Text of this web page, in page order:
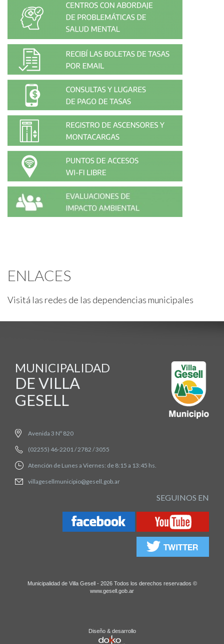
ENLACES
Visitá las redes de las dependencias municipales
MUNICIPALIDAD
DE VILLA
GESELL
Avenida 3 Nº 820
(02255) 46-2201 / 2782 / 3055
Atención de Lunes a Viernes: de 8:15 a 13:45 hs.
villagesellmunicipio@gesell.gob.ar
SEGUINOS EN
Municipalidad de Villa Gesell - 2026 Todos los derechos reservados ©
www.gesell.gob.ar
Diseño & desarrollo